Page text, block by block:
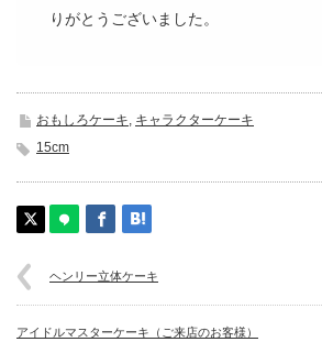
りがとうございました。
おもしろケーキ, キャラクターケーキ
15cm
ヘンリー立体ケーキ
アイドルマスターケーキ（ご来店のお客様）